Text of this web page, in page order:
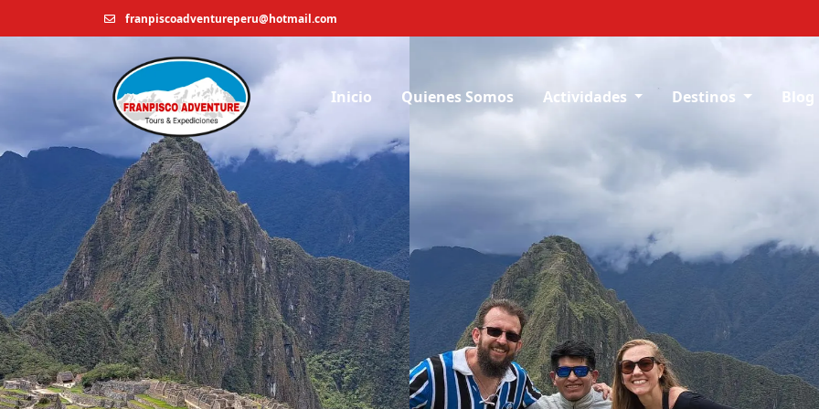
franpiscoadventureperu@hotmail.com
Inicio Quienes Somos Actividades Destinos Blog